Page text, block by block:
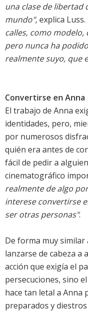
una clase de libertad
mundo", explica Luss.
calles, como modelo,
pero nunca ha
realmente suyo, que
Convertirse en Anna
El trabajo de Anna
identidades, pero,
por numerosos
quién era antes de
fácil de pedir a
cinematográfico
realmente de algo
interese convertirse
ser otras personas".
De forma muy similar
lanzarse de cabeza a
acción que exigía el
persecuciones, sino
hace tan letal a Anna
preparados y